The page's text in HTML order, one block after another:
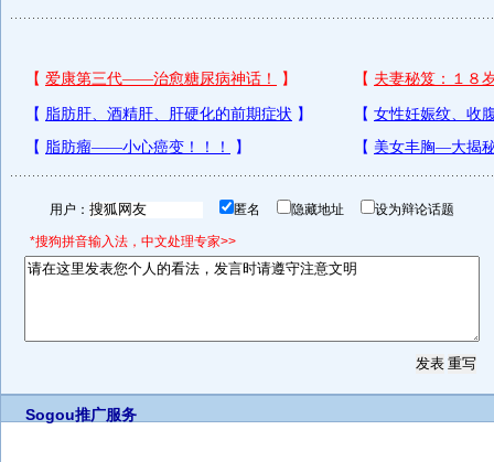
用户： 匿名 隐藏地址 设为辩论话题
*搜狗拼音输入法，中文处理专家>>
Sogou推广服务